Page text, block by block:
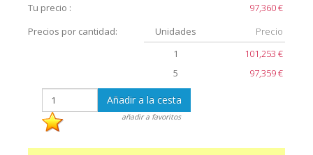
Tu precio :
97,360 €
Precios por cantidad:
Unidades
Precio
1
101,253 €
5
97,359 €
Añadir a la cesta
añadir a favoritos